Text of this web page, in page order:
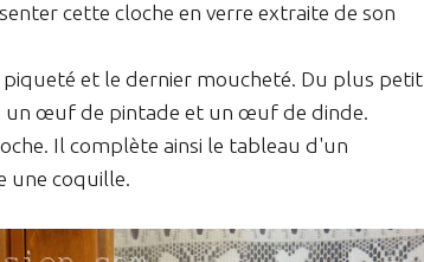
cette cloche en verre extraite de son
et le dernier moucheté. Du plus petit
un œuf de pintade et un œuf de dinde.
Il complète ainsi le tableau d'un
une coquille.